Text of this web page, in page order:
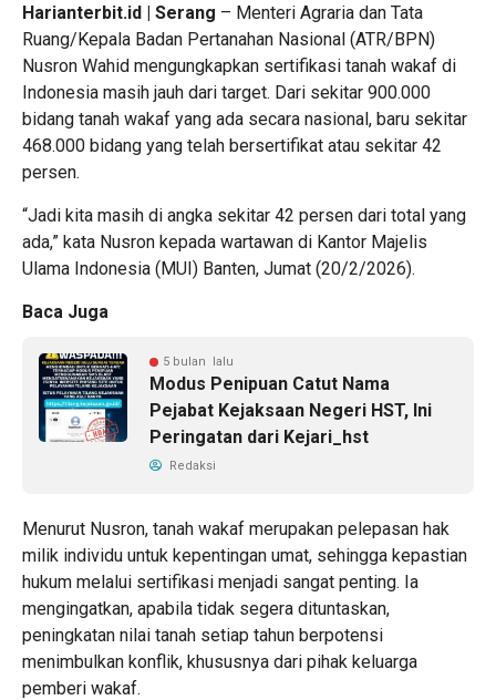
Harianterbit.id | Serang – Menteri Agraria dan Tata
Ruang/Kepala Badan Pertanahan Nasional (ATR/BPN)
Nusron Wahid mengungkapkan sertifikasi tanah wakaf di
Indonesia masih jauh dari target. Dari sekitar 900.000
bidang tanah wakaf yang ada secara nasional, baru sekitar
468.000 bidang yang telah bersertifikat atau sekitar 42
persen.
“Jadi kita masih di angka sekitar 42 persen dari total yang
ada,” kata Nusron kepada wartawan di Kantor Majelis
Ulama Indonesia (MUI) Banten, Jumat (20/2/2026).
Baca Juga
5 bulan lalu
Modus Penipuan Catut Nama
Pejabat Kejaksaan Negeri HST, Ini
Peringatan dari Kejari_hst
Redaksi
Menurut Nusron, tanah wakaf merupakan pelepasan hak
milik individu untuk kepentingan umat, sehingga kepastian
hukum melalui sertifikasi menjadi sangat penting. Ia
mengingatkan, apabila tidak segera dituntaskan,
peningkatan nilai tanah setiap tahun berpotensi
menimbulkan konflik, khususnya dari pihak keluarga
pemberi wakaf.